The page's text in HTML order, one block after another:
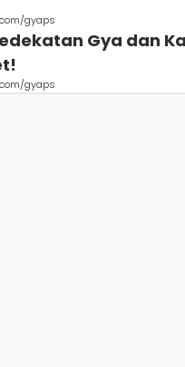
gyaps
Gya dan
gyaps